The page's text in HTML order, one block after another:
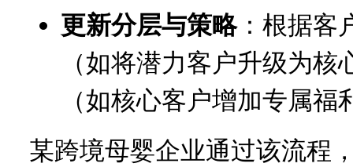
更新分层与策略：根据客
（如将潜力客户升级为
（如核心客户增加专属福
某跨境母婴企业通过该流程